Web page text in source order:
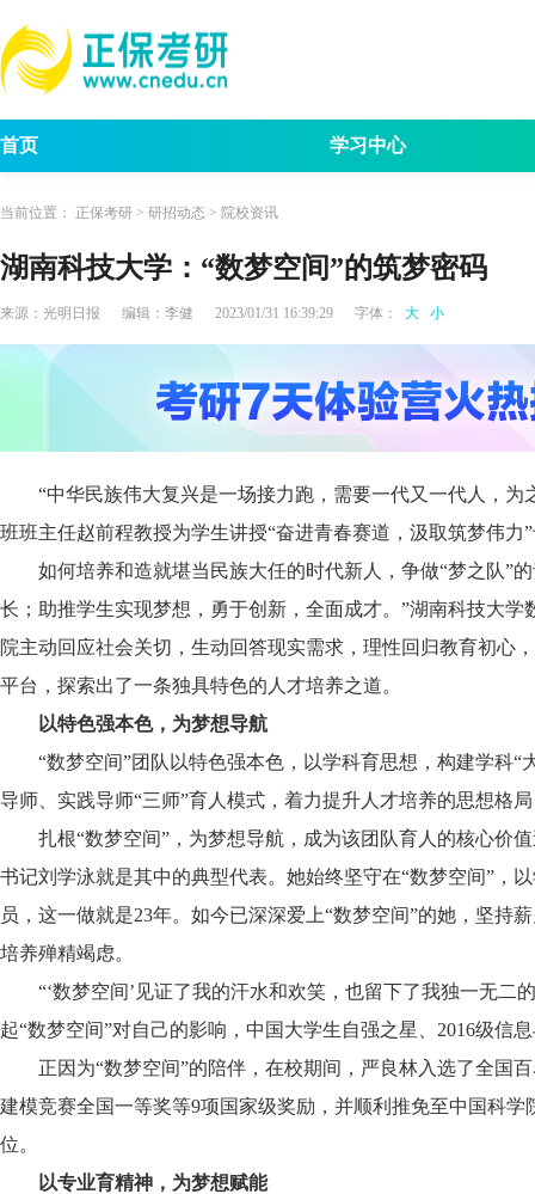
首页 学习中心
招生简章
当前位置： 正保考研 > 研招动态 > 院校资讯
湖南科技大学：“数梦空间”的筑梦密码
来源： 光明日报 编辑： 李健 2023/01/31 16:39:29 字体： 大 小
“中华民族伟大复兴是一场接力跑，需要一代又一代人，
班班主任赵前程教授为学生讲授“奋进青春赛道，汲取筑梦伟力
如何培养和造就堪当民族大任的时代新人，争做“梦之队”
长；助推学生实现梦想，勇于创新，全面成才。”湖南科技大
院主动回应社会关切，生动回答现实需求，理性回归教育初心
平台，探索出了一条独具特色的人才培养之道。
以特色强本色，为梦想导航
“数梦空间”团队以特色强本色，以学科育思想，构建学科
导师、实践导师“三师”育人模式，着力提升人才培养的思想格
扎根“数梦空间”，为梦想导航，成为该团队育人的核心价
书记刘学泳就是其中的典型代表。她始终坚守在“数梦空间”，
员，这一做就是23年。如今已深深爱上“数梦空间”的她，坚持
培养殚精竭虑。
“‘数梦空间’见证了我的汗水和欢笑，也留下了我独一无
起“数梦空间”对自己的影响，中国大学生自强之星、2016级信
正因为“数梦空间”的陪伴，在校期间，严良林入选了全国
建模竞赛全国一等奖等9项国家级奖励，并顺利推免至中国科
位。
以专业育精神，为梦想赋能